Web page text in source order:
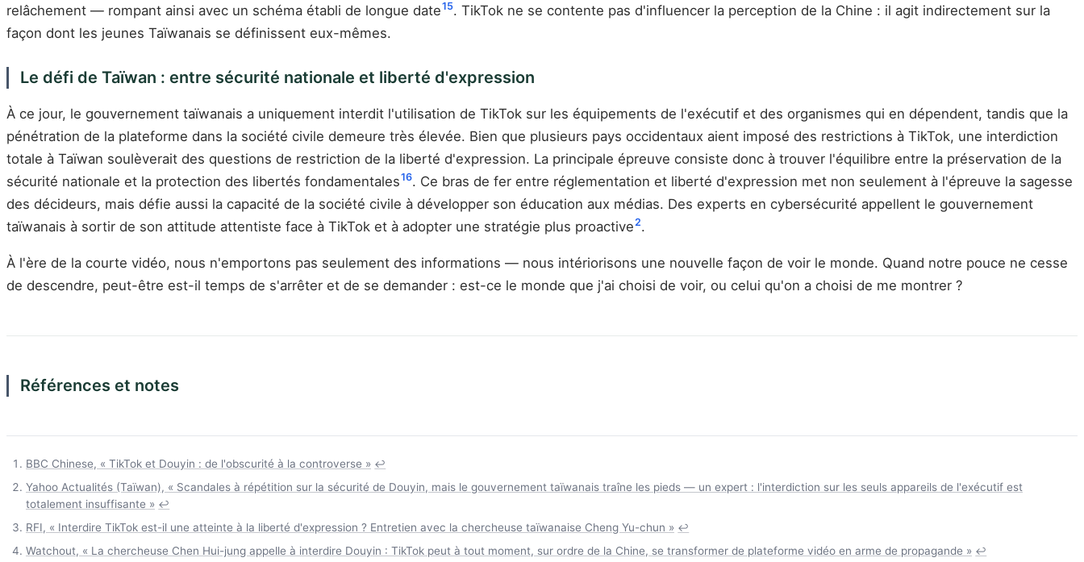
relâchement — rompant ainsi avec un schéma établi de longue date15. TikTok ne se contente pas d'influencer la perception de la Chine : il agit indirectement sur la
façon dont les jeunes Taïwanais se définissent eux-mêmes.
Le défi de Taïwan : entre sécurité nationale et liberté d'expression
À ce jour, le gouvernement taïwanais a uniquement interdit l'utilisation de TikTok sur les équipements de l'exécutif et des organismes qui en dépendent, tandis que la
pénétration de la plateforme dans la société civile demeure très élevée. Bien que plusieurs pays occidentaux aient imposé des restrictions à TikTok, une interdiction
totale à Taïwan soulèverait des questions de restriction de la liberté d'expression. La principale épreuve consiste donc à trouver l'équilibre entre la préservation de la
sécurité nationale et la protection des libertés fondamentales16. Ce bras de fer entre réglementation et liberté d'expression met non seulement à l'épreuve la sagesse
des décideurs, mais défie aussi la capacité de la société civile à développer son éducation aux médias. Des experts en cybersécurité appellent le gouvernement
taïwanais à sortir de son attitude attentiste face à TikTok et à adopter une stratégie plus proactive2.
À l'ère de la courte vidéo, nous n'emportons pas seulement des informations — nous intériorisons une nouvelle façon de voir le monde. Quand notre pouce ne cesse
de descendre, peut-être est-il temps de s'arrêter et de se demander : est-ce le monde que j'ai choisi de voir, ou celui qu'on a choisi de me montrer ?
Références et notes
BBC Chinese, « TikTok et Douyin : de l'obscurité à la controverse » ↩
Yahoo Actualités (Taïwan), « Scandales à répétition sur la sécurité de Douyin, mais le gouvernement taïwanais traîne les pieds — un expert : l'interdiction sur les seuls appareils de l'exécutif est
totalement insuffisante » ↩
RFI, « Interdire TikTok est-il une atteinte à la liberté d'expression ? Entretien avec la chercheuse taïwanaise Cheng Yu-chun » ↩
Watchout, « La chercheuse Chen Hui-jung appelle à interdire Douyin : TikTok peut à tout moment, sur ordre de la Chine, se transformer de plateforme vidéo en arme de propagande » ↩